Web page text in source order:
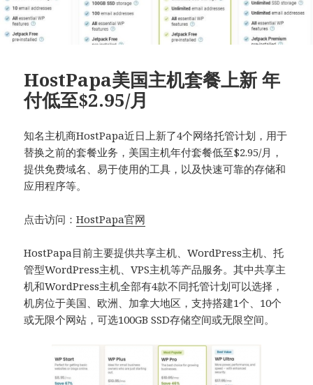
HostPapa美国主机套餐上新 年
付低至$2.95/月
知名主机商HostPapa近日上新了4个网络托管计划，用于
替换之前的套餐业务，美国主机年付套餐低至$2.95/月，
提供免费域名、易于使用的工具，以及快速可靠的存储和
应用程序等。
点击访问：HostPapa官网
HostPapa目前主要提供共享主机、WordPress主机、托
管型WordPress主机、VPS主机等产品服务。其中共享主
机和WordPress主机全部有4款不同托管计划可以选择，
机房位于美国、欧洲、加拿大地区，支持搭建1个、10个
或无限个网站，可选100GB SSD存储空间或无限空间。